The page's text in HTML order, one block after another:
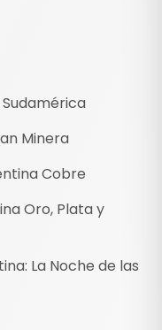
Minera
Cobre
Oro, Plata y
La Noche de las